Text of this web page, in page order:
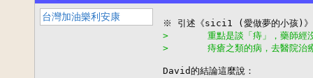
台灣加油樂利安康
>       重點是談「痔」，藥師經
>       痔瘡之類的病，去醫院治
David的結論這麼說：